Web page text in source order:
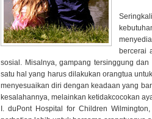
bercerai
sosial. Misalnya, gampang tersinggung
satu hal yang harus dilakukan orangtua
menyesuaikan diri dengan keadaan yang
kesalahannya, melainkan ketidakcocokan
I. duPont Hospital for Children